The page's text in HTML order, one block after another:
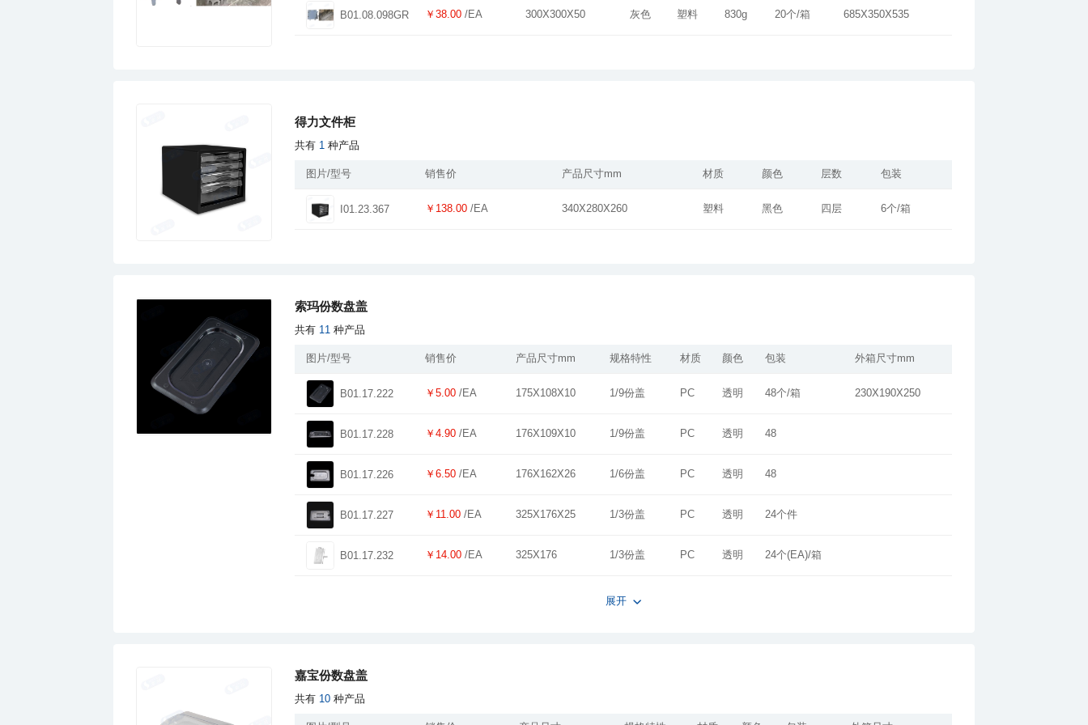
B01.08.098GR ￥38.00 /EA 300X300X50 灰色 塑料 830g 20个/箱 685X350X535
得力文件柜
共有 1 种产品
图片/型号 销售价 产品尺寸mm 材质 颜色 层数 包装
I01.23.367 ￥138.00 /EA 340X280X260 塑料 黑色 四层 6个/箱
索玛份数盘盖
共有 11 种产品
图片/型号 销售价 产品尺寸mm 规格特性 材质 颜色 包装 外箱尺寸mm
B01.17.222 ￥5.00 /EA 175X108X10 1/9份盖 PC 透明 48个/箱 230X190X250
B01.17.228 ￥4.90 /EA 176X109X10 1/9份盖 PC 透明 48
B01.17.226 ￥6.50 /EA 176X162X26 1/6份盖 PC 透明 48
B01.17.227 ￥11.00 /EA 325X176X25 1/3份盖 PC 透明 24个件
B01.17.232 ￥14.00 /EA 325X176 1/3份盖 PC 透明 24个(EA)/箱
展开
嘉宝份数盘盖
共有 10 种产品